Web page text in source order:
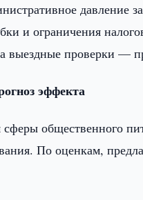
давление
и ограничения
выездные проверки —
эффекта
общественного
По оценкам,